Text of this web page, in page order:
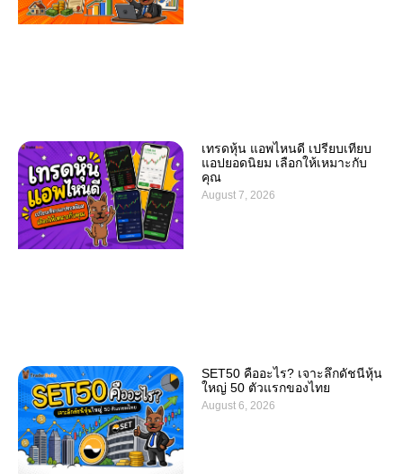
เทรดหุ้น แอพไหนดี เปรียบเทียบ
แอปยอดนิยม เลือกให้เหมาะกับ
คุณ
August 7, 2026
SET50 คืออะไร? เจาะลึกดัชนีหุ้น
ใหญ่ 50 ตัวแรกของไทย
August 6, 2026